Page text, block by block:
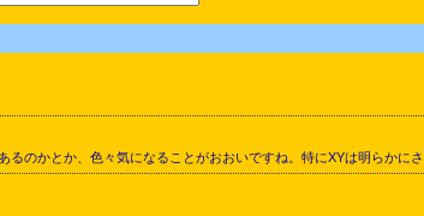
のかとか、色々気になることがおおいですね。特にXYは明らかに